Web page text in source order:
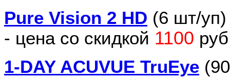
Pure Vision 2 HD (6 шт/
- цена со скидкой 1100
1-DAY ACUVUE TruEye